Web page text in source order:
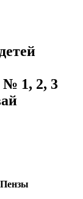
№ 1, 2, 3